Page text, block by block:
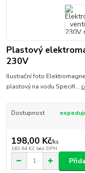
Plastový
230V
Ilustrační foto
plastový na vodu Specifi...
Dostupnost
198,00 Kč/ks
163,64 Kč bez DPH